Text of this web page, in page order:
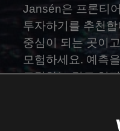
Jansén은 프론티
투자하기를 추천합
중심이 되는 곳이
모험하세요. 예측
교감하는 것도 잊